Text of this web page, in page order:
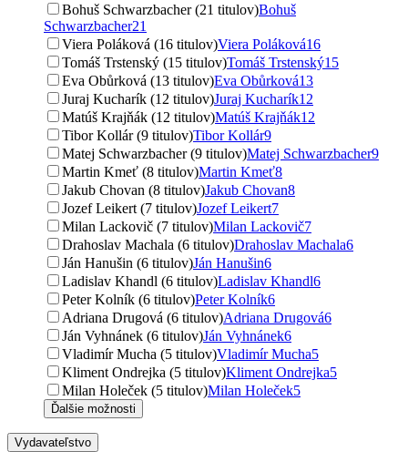
Bohuš Schwarzbacher (21 titulov)Bohuš
Schwarzbacher21
Viera Poláková (16 titulov)Viera Poláková16
Tomáš Trstenský (15 titulov)Tomáš Trstenský15
Eva Obůrková (13 titulov)Eva Obůrková13
Juraj Kucharík (12 titulov)Juraj Kucharík12
Matúš Krajňák (12 titulov)Matúš Krajňák12
Tibor Kollár (9 titulov)Tibor Kollár9
Matej Schwarzbacher (9 titulov)Matej Schwarzbacher9
Martin Kmeť (8 titulov)Martin Kmeť8
Jakub Chovan (8 titulov)Jakub Chovan8
Jozef Leikert (7 titulov)Jozef Leikert7
Milan Lackovič (7 titulov)Milan Lackovič7
Drahoslav Machala (6 titulov)Drahoslav Machala6
Ján Hanušin (6 titulov)Ján Hanušin6
Ladislav Khandl (6 titulov)Ladislav Khandl6
Peter Kolník (6 titulov)Peter Kolník6
Adriana Drugová (6 titulov)Adriana Drugová6
Ján Vyhnánek (6 titulov)Ján Vyhnánek6
Vladimír Mucha (5 titulov)Vladimír Mucha5
Kliment Ondrejka (5 titulov)Kliment Ondrejka5
Milan Holeček (5 titulov)Milan Holeček5
Ďalšie možnosti
Vydavateľstvo